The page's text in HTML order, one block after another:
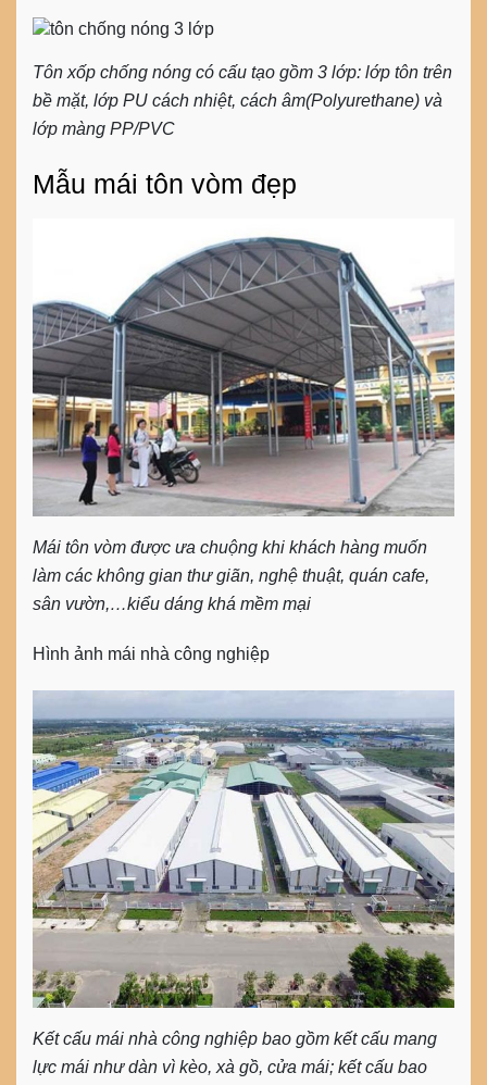
Tôn xốp chống nóng có cấu tạo gồm 3 lớp: lớp tôn trên
bề mặt, lớp PU cách nhiệt, cách âm(Polyurethane) và
lớp màng PP/PVC
Mẫu mái tôn vòm đẹp
Mái tôn vòm được ưa chuộng khi khách hàng muốn
làm các không gian thư giãn, nghệ thuật, quán cafe,
sân vườn,…kiểu dáng khá mềm mại
Hình ảnh mái nhà công nghiệp
Kết cấu mái nhà công nghiệp bao gồm kết cấu mang
lực mái như dàn vì kèo, xà gồ, cửa mái; kết cấu bao